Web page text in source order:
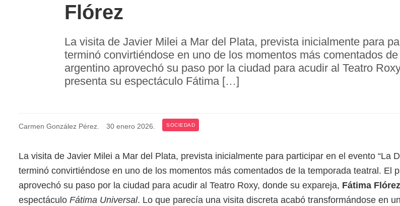
Flórez
La visita de Javier Milei a Mar del Plata, prevista inicialmente para
terminó convirtiéndose en uno de los momentos más comentados
argentino aprovechó su paso por la ciudad para acudir al Teatro
presenta su espectáculo Fátima […]
Carmen González Pérez. 30 enero 2026. SOCIEDAD
La visita de Javier Milei a Mar del Plata, prevista inicialmente para participar en el evento “La
terminó convirtiéndose en uno de los momentos más comentados de la temporada teatral. El
aprovechó su paso por la ciudad para acudir al Teatro Roxy, donde su expareja, Fátima Flórez
espectáculo Fátima Universal. Lo que parecía una visita discreta acabó transformándose en